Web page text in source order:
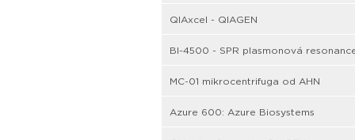
QIAxcel - QIAGEN
BI-4500 - SPR plasmonová
MC-01 mikrocentrifuga od AHN
Azure 600: Azure Biosystems